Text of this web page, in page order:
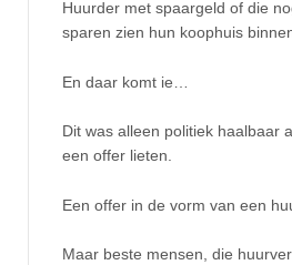
Huurder met spaargeld of die
sparen zien hun koophuis
En daar komt ie…
Dit was alleen politiek haalbaar
een offer lieten.
Een offer in de vorm van een
Maar beste mensen, die